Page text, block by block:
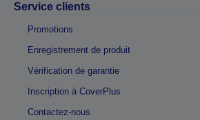
Service clients
Promotions
Enregistrement de produit
Vérification de garantie
Inscription à CoverPlus
Contactez-nous